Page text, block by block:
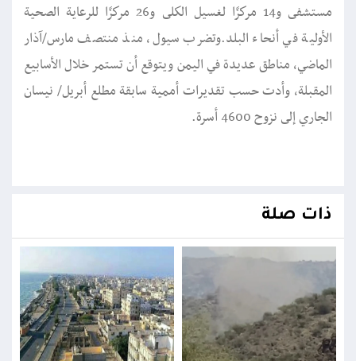
مستشفى و14 مركزًا لغسيل الكلى و26 مركزًا للرعاية الصحية
الأولية في أنحاء البلد.وتضرب سيول، منذ منتصف مارس/آذار
الماضي، مناطق عديدة في اليمن ويتوقع أن تستمر خلال الأسابيع
المقبلة، وأدت حسب تقديرات أممية سابقة مطلع أبريل/ نيسان
الجاري إلى نزوح 4600 أسرة.
ذات صلة